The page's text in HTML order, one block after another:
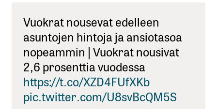
Vuokrat nousevat edelleen
asuntojen hintoja ja ansiotasoa
nopeammin | Vuokrat nousivat
2,6 prosenttia vuodessa
https://t.co/XZD4FUfXKb
pic.twitter.com/U8svBcQM5S